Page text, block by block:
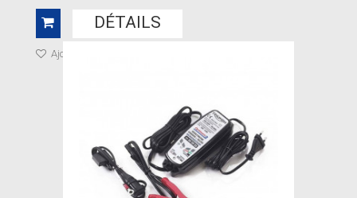
DÉTAILS
Ajouter à ma liste de cadeaux